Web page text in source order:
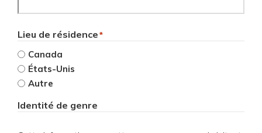
Lieu de résidence*
Canada
États-Unis
Autre
Identité de genre